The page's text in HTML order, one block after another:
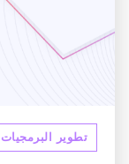
تطوير البرمجيات